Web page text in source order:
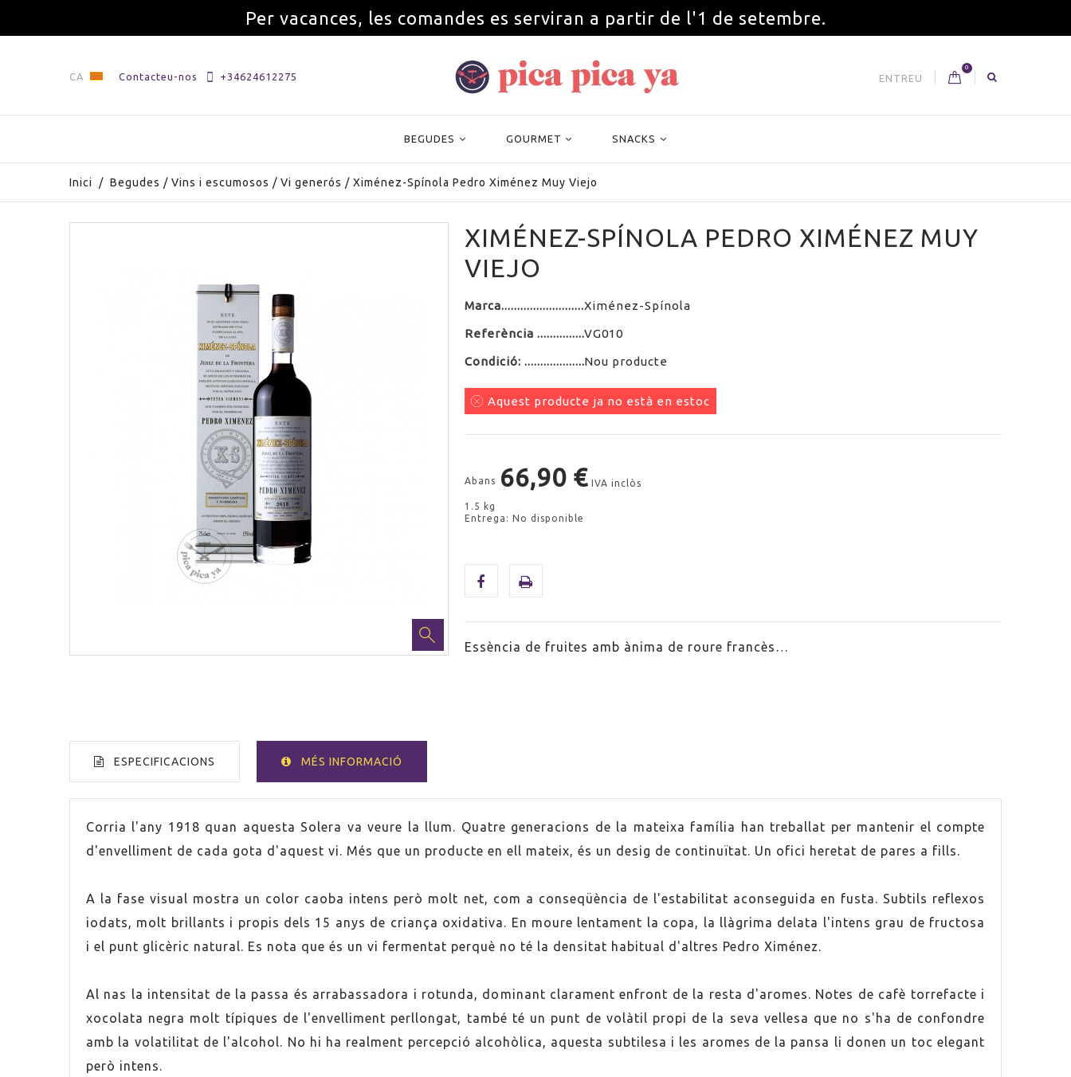
Per vacances, les comandes es serviran a partir de l'1 de setembre.
CA Contacteu-nos +34624612275
0
ENTREU
BEGUDES GOURMET SNACKS
Inici / Begudes / Vins i escumosos / Vi generós / Ximénez-Spínola Pedro Ximénez Muy Viejo
XIMÉNEZ-SPÍNOLA PEDRO XIMÉNEZ MUY
VIEJO
Marca Ximénez-Spínola
Referència VG010
Condició: Nou producte
Aquest producte ja no està en estoc
Abans 66,90 € IVA inclòs
1.5 kg
Entrega: No disponible
Essència de fruites amb ànima de roure francès…
ESPECIFICACIONS MÉS INFORMACIÓ
VOLUM 75cl
GRADUACIÓ 15,0%
RAÏM Pedro Ximénez
VINO Fortificat
CONTÉ SULFITS Sí
Corria l'any 1918 quan aquesta Solera va veure la llum. Quatre generacions de la mateixa família han treballat per mantenir el compte
d'envelliment de cada gota d'aquest vi. Més que un producte en ell mateix, és un desig de continuïtat. Un ofici heretat de pares a fills.
A la fase visual mostra un color caoba intens però molt net, com a conseqüència de l'estabilitat aconseguida en fusta. Subtils reflexos
iodats, molt brillants i propis dels 15 anys de criança oxidativa. En moure lentament la copa, la llàgrima delata l'intens grau de fructosa
i el punt glicèric natural. Es nota que és un vi fermentat perquè no té la densitat habitual d'altres Pedro Ximénez.
Al nas la intensitat de la passa és arrabassadora i rotunda, dominant clarament enfront de la resta d'aromes. Notes de cafè torrefacte i
xocolata negra molt típiques de l'envelliment perllongat, també té un punt de volàtil propi de la seva vellesa que no s'ha de confondre
amb la volatilitat de l'alcohol. No hi ha realment percepció alcohòlica, aquesta subtilesa i les aromes de la pansa li donen un toc elegant
però intens.